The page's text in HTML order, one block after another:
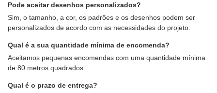
Pode aceitar desenhos personalizados?
Sim, o tamanho, a cor, os padrões e os desenhos podem ser
personalizados de acordo com as necessidades do projeto.
Qual é a sua quantidade mínima de encomenda?
Aceitamos pequenas encomendas com uma quantidade mínima
de 80 metros quadrados.
Qual é o prazo de entrega?